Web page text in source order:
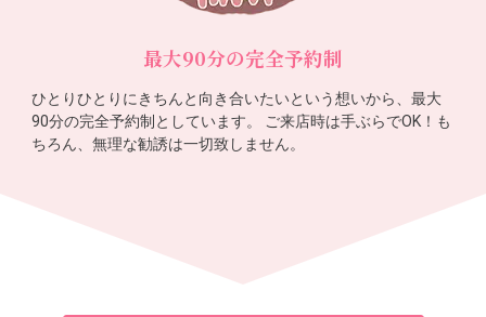
最大90分の完全予約制
ひとりひとりにきちんと向き合いたいという想いから、最大
90分の完全予約制としています。 ご来店時は手ぶらでOK！も
ちろん、無理な勧誘は一切致しません。